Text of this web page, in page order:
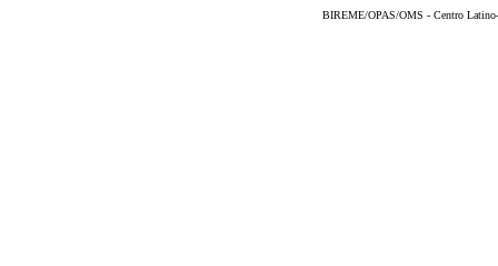
BIREME/OPAS/OMS - Centro Latino-